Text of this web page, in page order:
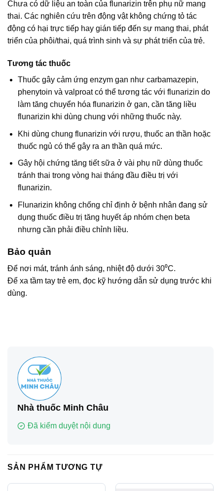
Chưa có dữ liệu an toàn của flunarizin trên phụ nữ mang
thai. Các nghiên cứu trên động vật không chứng tỏ tác
động có hại trực tiếp hay gián tiếp đến sự mang thai, phát
triển của phôi/thai, quá trình sinh và sự phát triển của trẻ.
Tương tác thuốc
Thuốc gây cảm ứng enzym gan như carbamazepin,
phenytoin và valproat có thể tương tác với flunarizin do
làm tăng chuyển hóa flunarizin ở gan, cần tăng liều
flunarizin khi dùng chung với những thuốc này.
Khi dùng chung flunarizin với rượu, thuốc an thần hoặc
thuốc ngủ có thể gây ra an thần quá mức.
Gây hội chứng tăng tiết sữa ở vài phụ nữ dùng thuốc
tránh thai trong vòng hai tháng đầu điều trị với
flunarizin.
Flunarizin không chống chỉ định ở bệnh nhân đang sử
dụng thuốc điều trị tăng huyết áp nhóm chẹn beta
nhưng cần phải điều chỉnh liều.
Bảo quản
Để nơi mát, tránh ánh sáng, nhiệt độ dưới 30⁰C.
Để xa tầm tay trẻ em, đọc kỹ hướng dẫn sử dụng trước khi
dùng.
Nhà thuốc Minh Châu
Đã kiểm duyệt nội dung
SẢN PHẨM TƯƠNG TỰ